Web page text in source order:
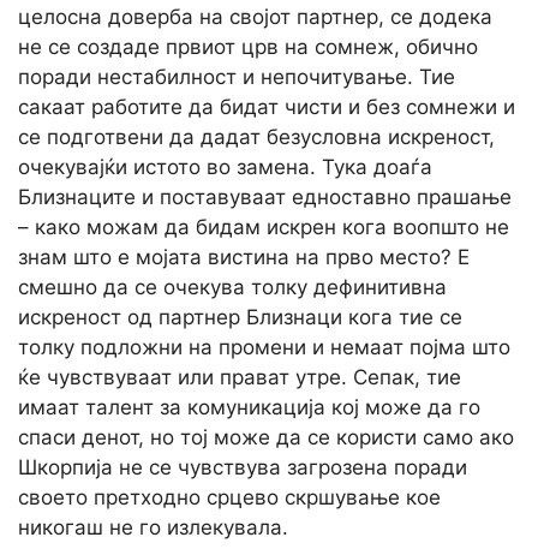
целосна доверба на својот партнер, се додека
не се создаде првиот црв на сомнеж, обично
поради нестабилност и непочитување. Тие
сакаат работите да бидат чисти и без сомнежи и
се подготвени да дадат безусловна искреност,
очекувајќи истото во замена. Тука доаѓа
Близнаците и поставуваат едноставно прашање
– како можам да бидам искрен кога воопшто не
знам што е мојата вистина на прво место? Е
смешно да се очекува толку дефинитивна
искреност од партнер Близнаци кога тие се
толку подложни на промени и немаат појма што
ќе чувствуваат или прават утре. Сепак, тие
имаат талент за комуникација кој може да го
спаси денот, но тој може да се користи само ако
Шкорпија не се чувствува загрозена поради
своето претходно срцево скршување кое
никогаш не го излекувала.